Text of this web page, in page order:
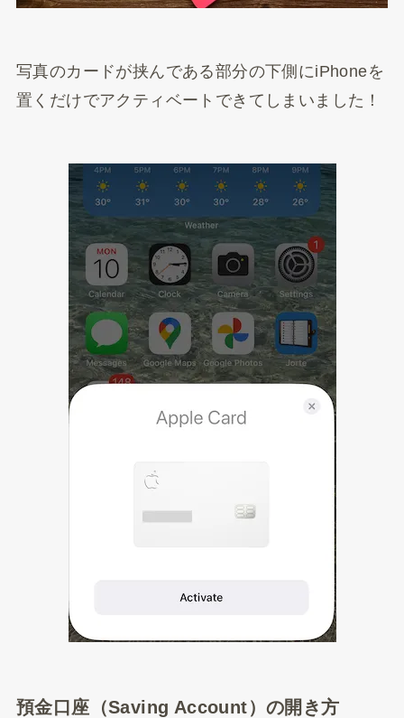
写真のカードが挟んである部分の下側にiPhoneを
置くだけでアクティベートできてしまいました！
預金口座（Saving Account）の開き方